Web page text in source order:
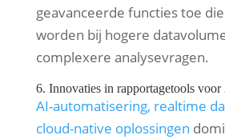
geavanceerde functies toe
worden bij hogere
complexere analysevragen.
6. Innovaties in rapportagetools voor
AI-automatisering, realtime
cloud-native oplossingen